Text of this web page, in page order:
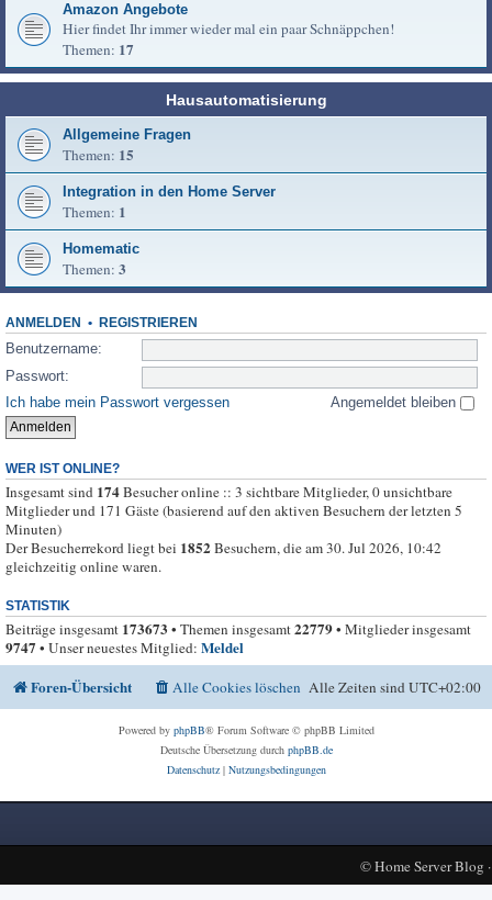
Amazon Angebote
Hier findet Ihr immer wieder mal ein paar Schnäppchen!
Themen: 17
Hausautomatisierung
Allgemeine Fragen
Themen: 15
Integration in den Home Server
Themen: 1
Homematic
Themen: 3
ANMELDEN • REGISTRIEREN
Benutzername:
Passwort:
Ich habe mein Passwort vergessen
Angemeldet bleiben
WER IST ONLINE?
Insgesamt sind 174Besucher online :: 3 sichtbare Mitglieder, 0 unsichtbare
Mitglieder und 171 Gäste (basierend auf den aktiven Besuchern der letzten 5
Minuten)
Der Besucherrekord liegt bei 1852Besuchern, die am 30. Jul 2026, 10:42
gleichzeitig online waren.
STATISTIK
Beiträge insgesamt 173673 • Themen insgesamt22779• Mitglieder insgesamt
9747• Unser neuestes Mitglied: Meldel
Foren-Übersicht
Alle Zeiten sindUTC+02:00
Alle Cookies löschen
Powered by phpBB® Forum Software © phpBB Limited
Deutsche Übersetzung durch phpBB.de
Datenschutz| Nutzungsbedingungen
©Home Server Blog